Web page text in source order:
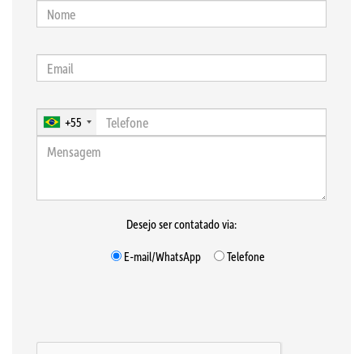
+55
Desejo ser contatado via:
E-mail/WhatsApp
Telefone